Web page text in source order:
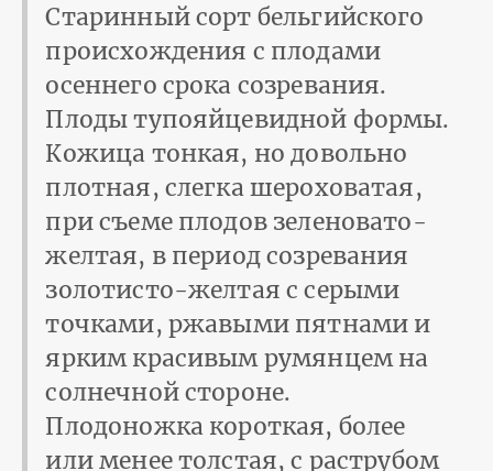
Старинный сорт бельгийского
происхождения с плодами
осеннего срока созревания.
Плоды тупояйцевидной формы.
Кожица тонкая, но довольно
плотная, слегка шероховатая,
при съеме плодов зеленовато-
желтая, в период созревания
золотисто-желтая с серыми
точками, ржавыми пятнами и
ярким красивым румянцем на
солнечной стороне.
Плодоножка короткая, более
или менее толстая, с раструбом